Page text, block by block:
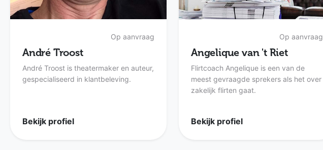
Op aanvraag
André Troost
André Troost is theatermaker en auteur,
gespecialiseerd in klantbeleving.
Bekijk profiel
Op aanvraag
Angelique van 't Riet
Flirtcoach Angelique is een van de
meest gevraagde sprekers als het over
zakelijk flirten gaat.
Bekijk profiel